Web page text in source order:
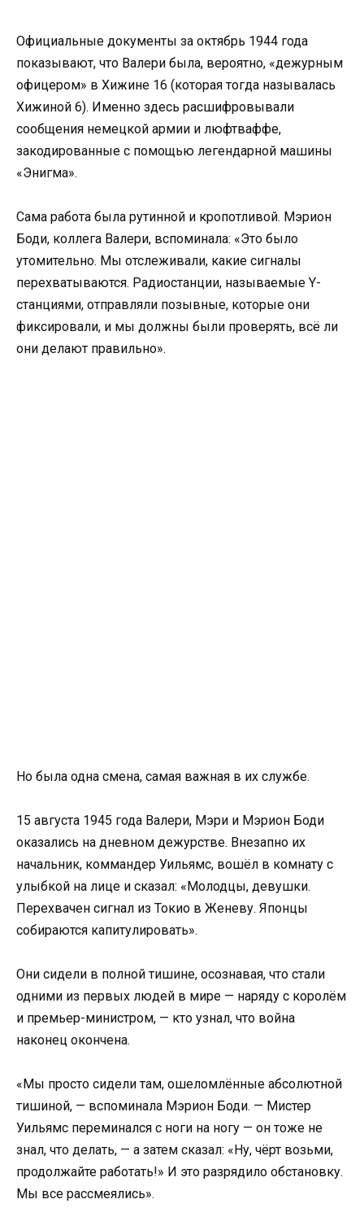
Официальные документы за октябрь 1944 года
показывают, что Валери была, вероятно, «дежурным
офицером» в Хижине 16 (которая тогда называлась
Хижиной 6). Именно здесь расшифровывали
сообщения немецкой армии и люфтваффе,
закодированные с помощью легендарной машины
«Энигма».
Сама работа была рутинной и кропотливой. Мэрион
Боди, коллега Валери, вспоминала: «Это было
утомительно. Мы отслеживали, какие сигналы
перехватываются. Радиостанции, называемые Y-
станциями, отправляли позывные, которые они
фиксировали, и мы должны были проверять, всё ли
они делают правильно».
Но была одна смена, самая важная в их службе.
15 августа 1945 года Валери, Мэри и Мэрион Боди
оказались на дневном дежурстве. Внезапно их
начальник, коммандер Уильямс, вошёл в комнату с
улыбкой на лице и сказал: «Молодцы, девушки.
Перехвачен сигнал из Токио в Женеву. Японцы
собираются капитулировать».
Они сидели в полной тишине, осознавая, что стали
одними из первых людей в мире — наряду с королём
и премьер-министром, — кто узнал, что война
наконец окончена.
«Мы просто сидели там, ошеломлённые абсолютной
тишиной, — вспоминала Мэрион Боди. — Мистер
Уильямс переминался с ноги на ногу — он тоже не
знал, что делать, — а затем сказал: «Ну, чёрт возьми,
продолжайте работать!» И это разрядило обстановку.
Мы все рассмеялись».